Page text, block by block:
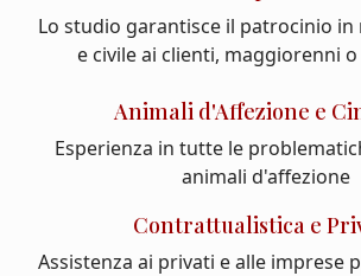
Lo studio garantisce il patrocinio in
e civile ai clienti, maggiorenni
Animali d'Affezione e
Esperienza in tutte le
animali d'affezione
Contrattualistica e
Assistenza ai privati e alle imprese